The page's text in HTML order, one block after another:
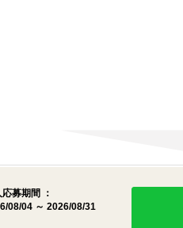
募期間 ：
08/04 ～ 2026/08/31